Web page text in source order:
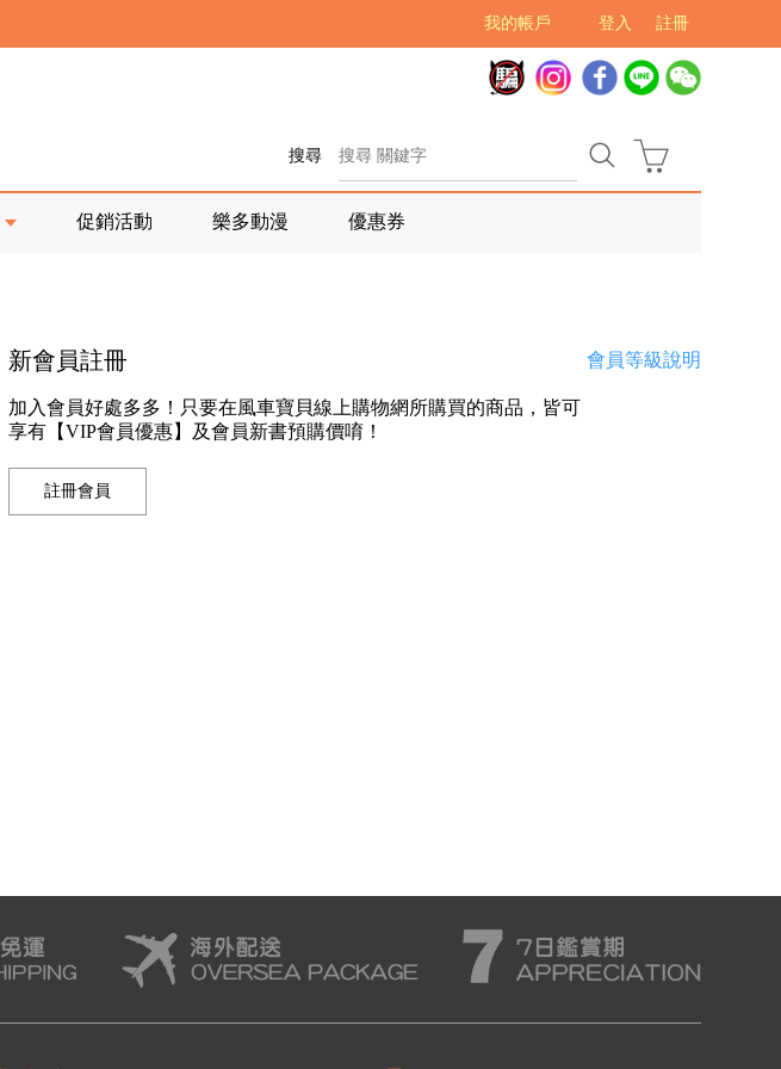
註冊
登入
我的帳戶
搜尋
促銷活動 樂多動漫 優惠券
新會員註冊 會員等級說明
加入會員好處多多！只要在風車寶貝線上購物網所購買的商品，皆可
享有【VIP會員優惠】及會員新書預購價唷！